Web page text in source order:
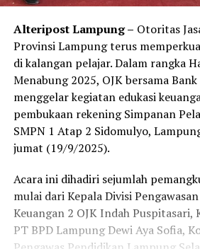
Alteripost Lampung – Otoritas
Provinsi Lampung terus
di kalangan pelajar. Dalam rangka
Menabung 2025, OJK bersama
menggelar kegiatan edukasi
pembukaan rekening Simpanan
SMPN 1 Atap 2 Sidomulyo,
jumat (19/9/2025).
‎‎Acara ini dihadiri sejumlah
mulai dari Kepala Divisi Pengawasan
Keuangan 2 OJK Indah Puspitasari,
PT BPD Lampung Dewi Aya Sofia,